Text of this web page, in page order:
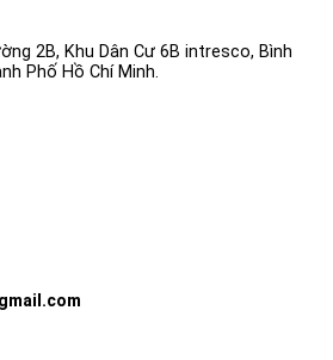
2B, Khu Dân Cư 6B intresco, Bình
Phố Hồ Chí Minh.